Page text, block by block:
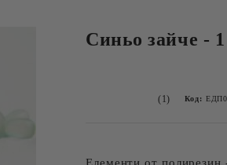
Синьо зайче -
(1) Код: